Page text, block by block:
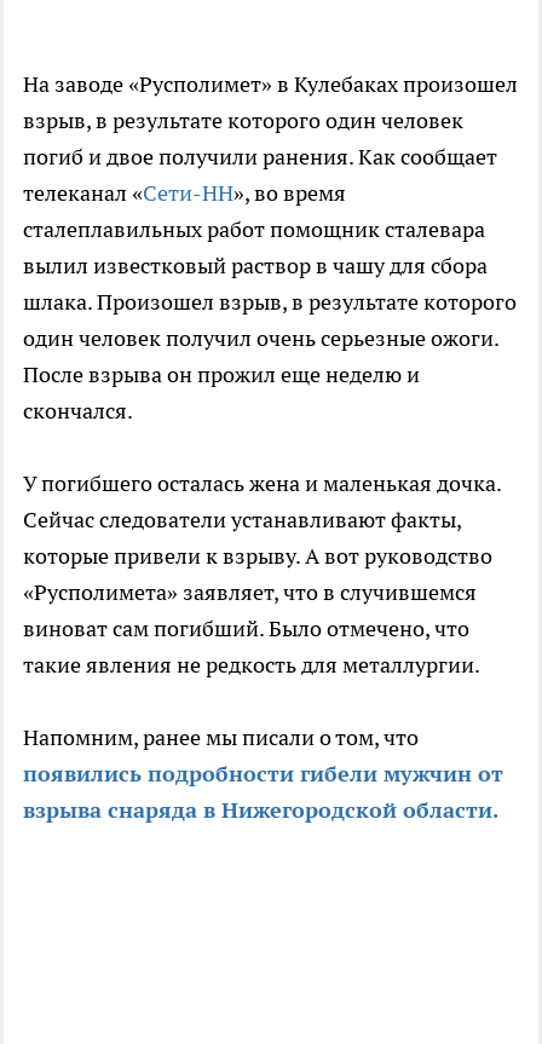
На заводе «Русполимет» в Кулебаках произошел
взрыв, в результате которого один человек
погиб и двое получили ранения. Как сообщает
телеканал «Сети-НН», во время
сталеплавильных работ помощник сталевара
вылил известковый раствор в чашу для сбора
шлака. Произошел взрыв, в результате которого
один человек получил очень серьезные ожоги.
После взрыва он прожил еще неделю и
скончался.
У погибшего осталась жена и маленькая дочка.
Сейчас следователи устанавливают факты,
которые привели к взрыву. А вот руководство
«Русполимета» заявляет, что в случившемся
виноват сам погибший. Было отмечено, что
такие явления не редкость для металлургии.
Напомним, ранее мы писали о том, что
появились подробности гибели мужчин от
взрыва снаряда в Нижегородской области.